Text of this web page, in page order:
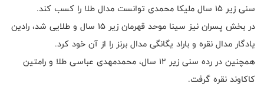
سنی زیر ۱۵ سال ملیکا محمدی توانست مدال طلا را کسب کند.
در بخش پسران نیز سینا موحد قهرمان زیر ۱۵ سال و طلایی شد، رادین
یادگار مدال نقره و باراد یگانگی مدال برنز را از آن خود کرد.
همچنین در رده سنی زیر ۱۲ سال، محمدمهدی عباسی طلا و رامتین
کاکاوند نقره گرفت.